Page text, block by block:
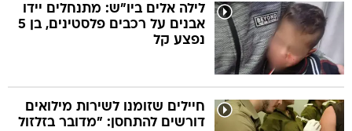
לילה אלים ביו"ש: מתנחלים יידו
אבנים על רכבים פלסטינים, בן 5
נפצע קל
חיילים שזומנו לשירות מילואים
דורשים להתחסן: "מדובר בזלזול